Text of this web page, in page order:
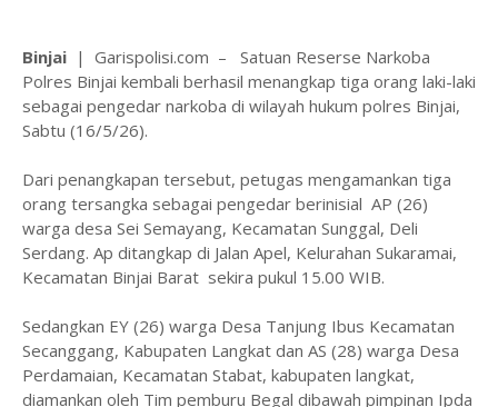
Binjai | Garispolisi.com – Satuan Reserse Narkoba
Polres Binjai kembali berhasil menangkap tiga orang laki-laki
sebagai pengedar narkoba di wilayah hukum polres Binjai,
Sabtu (16/5/26).
Dari penangkapan tersebut, petugas mengamankan tiga
orang tersangka sebagai pengedar berinisial AP (26)
warga desa Sei Semayang, Kecamatan Sunggal, Deli
Serdang. Ap ditangkap di Jalan Apel, Kelurahan Sukaramai,
Kecamatan Binjai Barat sekira pukul 15.00 WIB.
Sedangkan EY (26) warga Desa Tanjung Ibus Kecamatan
Secanggang, Kabupaten Langkat dan AS (28) warga Desa
Perdamaian, Kecamatan Stabat, kabupaten langkat,
diamankan oleh Tim pemburu Begal dibawah pimpinan Ipda